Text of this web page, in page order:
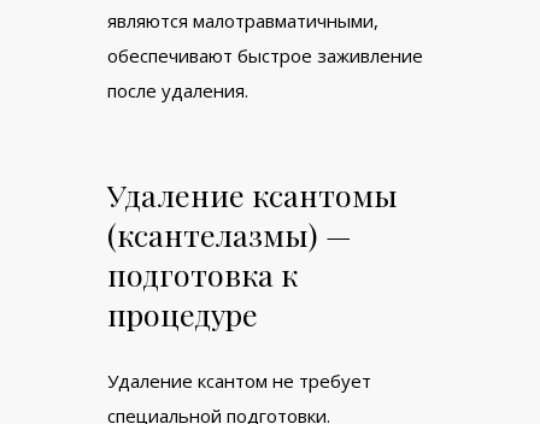
являются малотравматичными,
обеспечивают быстрое заживление
после удаления.
Удаление ксантомы
(ксантелазмы) —
подготовка к
процедуре
Удаление ксантом не требует
специальной подготовки.